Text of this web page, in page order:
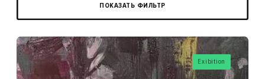
ПОКАЗАТЬ ФИЛЬТР
Exibition